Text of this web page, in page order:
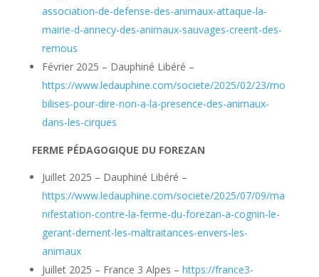
association-de-defense-des-animaux-attaque-la-
mairie-d-annecy-des-animaux-sauvages-creent-des-
remous
Février 2025 – Dauphiné Libéré –
https://www.ledauphine.com/societe/2025/02/23/mo
bilises-pour-dire-non-a-la-presence-des-animaux-
dans-les-cirques
FERME PÉDAGOGIQUE DU FOREZAN
Juillet 2025 – Dauphiné Libéré –
https://www.ledauphine.com/societe/2025/07/09/ma
nifestation-contre-la-ferme-du-forezan-a-cognin-le-
gerant-dement-les-maltraitances-envers-les-
animaux
Juillet 2025 – France 3 Alpes – https://france3-